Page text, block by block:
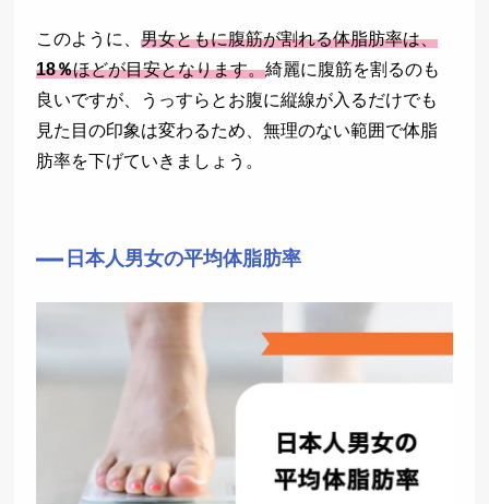
このように、男女ともに腹筋が割れる体脂肪率は、
18％ほどが目安となります。綺麗に腹筋を割るのも
良いですが、うっすらとお腹に縦線が入るだけでも
見た目の印象は変わるため、無理のない範囲で体脂
肪率を下げていきましょう。
日本人男女の平均体脂肪率